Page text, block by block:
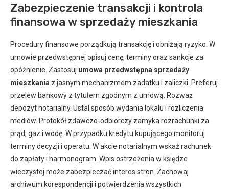
Zabezpieczenie transakcji i kontrola
finansowa w sprzedaży mieszkania
Procedury finansowe porządkują transakcję i obniżają ryzyko. W
umowie przedwstępnej opisuj cenę, terminy oraz sankcje za
opóźnienie. Zastosuj umowa przedwstępna sprzedaży
mieszkania z jasnym mechanizmem zadatku i zaliczki. Preferuj
przelew bankowy z tytułem zgodnym z umową. Rozważ
depozyt notarialny. Ustal sposób wydania lokalu i rozliczenia
mediów. Protokół zdawczo-odbiorczy zamyka rozrachunki za
prąd, gaz i wodę. W przypadku kredytu kupującego monitoruj
terminy decyzji i operatu. W akcie notarialnym wskaż rachunek
do zapłaty i harmonogram. Wpis ostrzeżenia w księdze
wieczystej może zabezpieczać interes stron. Zachowaj
archiwum korespondencji i potwierdzenia wszystkich